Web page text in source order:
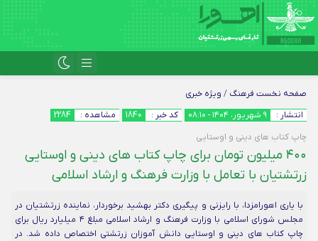
صفحه نخست فرهنگ / ویژه خبری
انتشار :
۹ شهریور، ۱۴۰۴ - ۰۸:۱۰ کد خبر : 1840 مشاهده :
2284
چاپ کتاب های دینی و اوستایی
۴۰۰ میلیون تومان برای چاپ کتاب های دینی و اوستایی
زرتشتیان با تعامل با وزارت فرهنگ و ارشاد اسلامی
با یاری اهورامزدا، با رایزنی و پیگیری دکتر بهشید برخوردار، نماینده زرتشتیان در
مجلس شورای اسلامی با وزارت فرهنگ و ارشاد اسلامی مبلغ ۴ میلیارد ریال برای
چاپ کتاب های دینی و اوستایی دانش آموزان زرتشتی اختصاص داده شد. در